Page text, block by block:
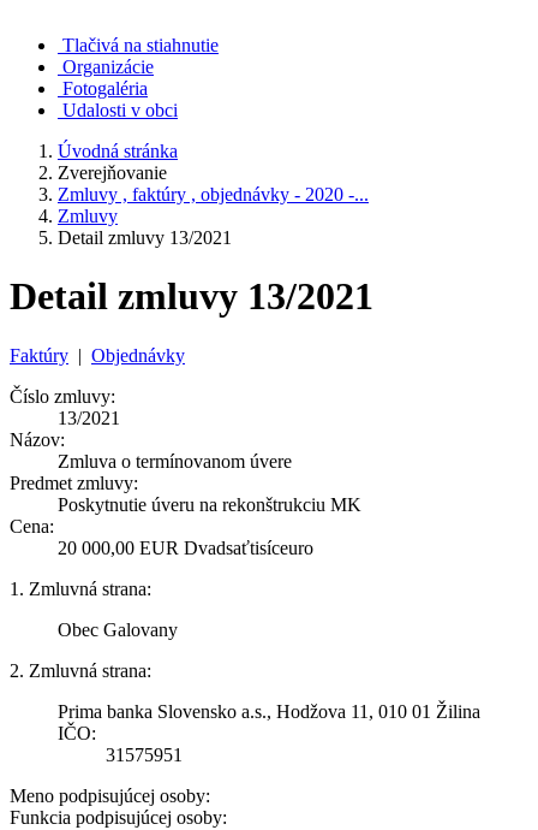
Tlačivá na stiahnutie
Organizácie
Fotogaléria
Udalosti v obci
Úvodná stránka
Zverejňovanie
Zmluvy , faktúry , objednávky - 2020 -...
Zmluvy
Detail zmluvy 13/2021
Detail zmluvy 13/2021
Faktúry | Objednávky
Číslo zmluvy:
13/2021
Názov:
Zmluva o termínovanom úvere
Predmet zmluvy:
Poskytnutie úveru na rekonštrukciu MK
Cena:
20 000,00 EUR Dvadsaťtisíceuro
1. Zmluvná strana:
Obec Galovany
2. Zmluvná strana:
Prima banka Slovensko a.s., Hodžova 11, 010 01 Žilina
IČO:
31575951
Meno podpisujúcej osoby:
Funkcia podpisujúcej osoby: